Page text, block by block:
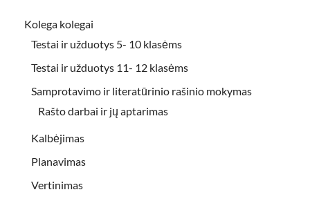
Kolega kolegai
Testai ir užduotys 5- 10 klasėms
Testai ir užduotys 11- 12 klasėms
Samprotavimo ir literatūrinio rašinio mokymas
Rašto darbai ir jų aptarimas
Kalbėjimas
Planavimas
Vertinimas